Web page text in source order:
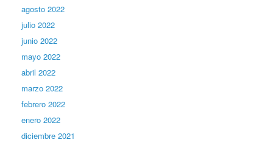
agosto 2022
julio 2022
junio 2022
mayo 2022
abril 2022
marzo 2022
febrero 2022
enero 2022
diciembre 2021